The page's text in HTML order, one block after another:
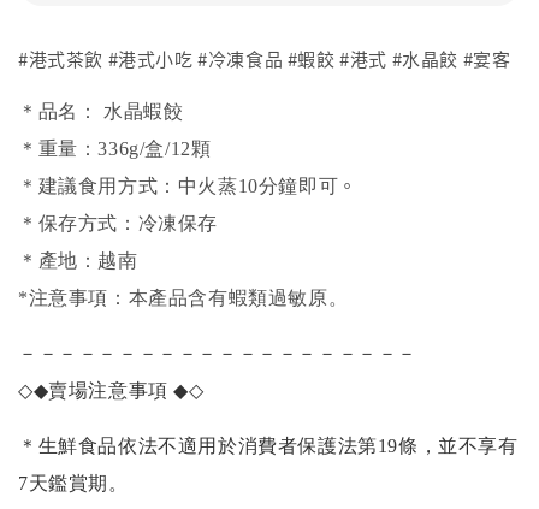
#港式茶飲 #港式小吃 #冷凍食品 #蝦餃 #港式 #水晶餃 #宴客
＊品名： 水晶蝦餃
＊重量：336g/盒/12顆
＊建議食用方式：中火蒸10分鐘即可
。
＊保存方式：冷凍保存
＊產地：越南
*注意事項：本產品含有蝦類過敏原。
－－－－－－－－－－－－－－－－－－－－
◇◆賣場注意事項◆◇
＊生鮮食品依法不適用於消費者保護法第19條，並不享有
7天鑑賞期。